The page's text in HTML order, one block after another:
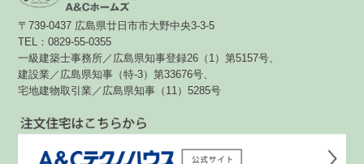
〒739-0437 広島県廿日市市大野中央3-3-5
TEL：0829-55-0355
一級建築士事務所／広島県知事登録26（1）第5157号、
建設業／広島県知事（特-3）第33676号、
宅地建物取引業／広島県知事（11）5285号